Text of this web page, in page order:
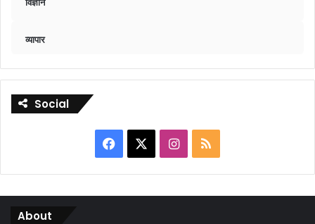
व्यापार
Social
Facebook Instagram
RSS
About